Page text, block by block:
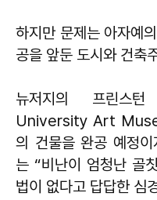
하지만 문제는 아자예
공을 앞둔 도시와 건축
뉴저지의 프린스
University Art
의 건물을 완공 예정
는 “비난이 엄청난 골
법이 없다고 답답한 심